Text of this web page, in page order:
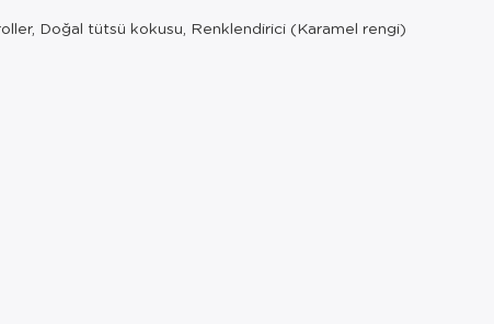
Doğal tütsü kokusu, Renklendirici (Karamel rengi)